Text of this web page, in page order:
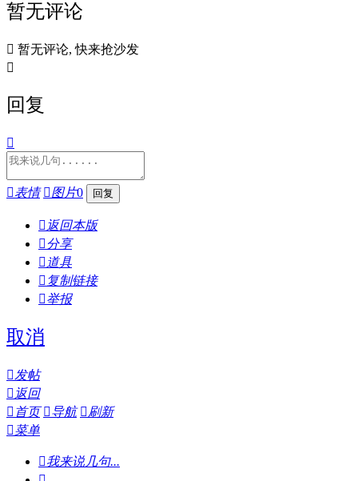
暂无评论
 暂无评论, 快来抢沙发

回复

表情 图片0
 返回本版
分享
 道具
 复制链接
举报
取消
发帖
 返回
 首页 导航 刷新
菜单
我来说几句...